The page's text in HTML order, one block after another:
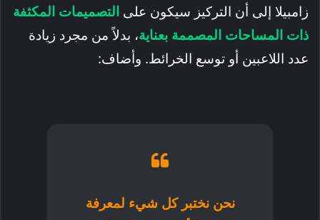
زامبيلا إلى أن التركيز سيكون على التصميمات المكثفة
ذات المساحات المصممة بعناية، بدلاً من مجرد زيادة
عدد اللاعبين أو توسع الخرائط. وأضاف:
نحن نختبر كل شيء لمعرفة